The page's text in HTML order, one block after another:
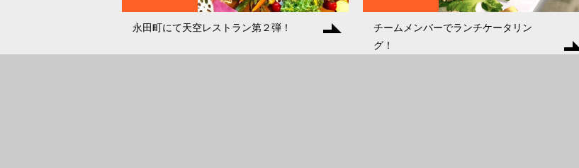
永田町にて天空レストラン第２弾！
チームメンバーでランチケータリン
グ！